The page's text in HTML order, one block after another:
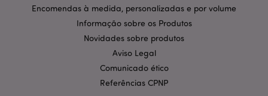
Encomendas à medida, personalizadas e por volume
Informação sobre os Produtos
Novidades sobre produtos
Aviso Legal
Comunicado ético
Referências CPNP
Nome
Domínio
CookieScriptConsent
CookieScript